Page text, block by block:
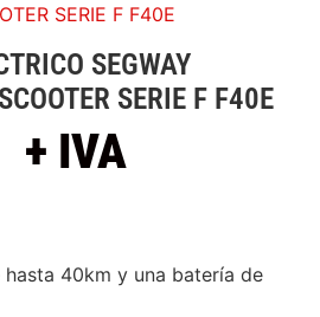
SERIE F F40E
SEGWAY
SERIE F F40E
+ IVA
40km y una batería de